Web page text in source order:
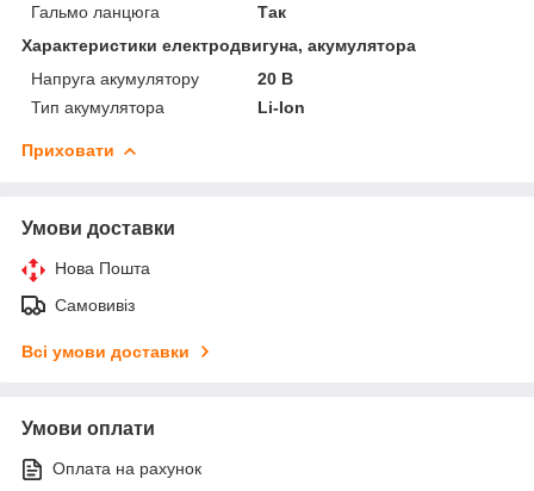
Гальмо ланцюга
Так
Характеристики електродвигуна, акумулятора
Напруга акумулятору
20 В
Тип акумулятора
Li-Ion
Приховати
Умови доставки
Нова Пошта
Самовивіз
Всі умови доставки
Умови оплати
Оплата на рахунок